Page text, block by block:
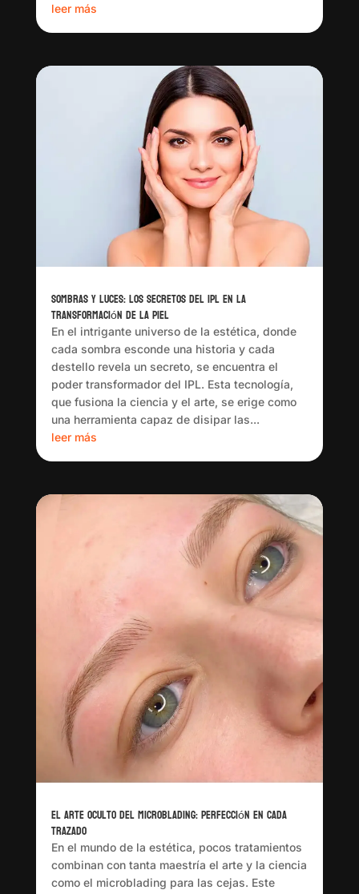
leer más
Sombras y Luces: Los Secretos del IPL en la
Transformación de la Piel
En el intrigante universo de la estética, donde
cada sombra esconde una historia y cada
destello revela un secreto, se encuentra el
poder transformador del IPL. Esta tecnología,
que fusiona la ciencia y el arte, se erige como
una herramienta capaz de disipar las...
leer más
El Arte Oculto del Microblading: Perfección en Cada
Trazado
En el mundo de la estética, pocos tratamientos
combinan con tanta maestría el arte y la ciencia
como el microblading para las cejas. Este